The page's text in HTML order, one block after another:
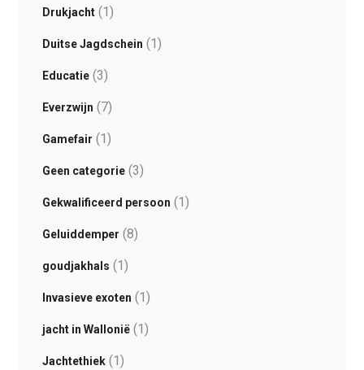
Drukjacht(1)
Duitse Jagdschein (1)
Educatie(3)
Everzwijn (7)
Gamefair (1)
Geen categorie(3)
Gekwalificeerd persoon (1)
Geluiddemper (8)
goudjakhals (1)
Invasieve exoten (1)
jacht in Wallonië(1)
Jachtethiek(1)